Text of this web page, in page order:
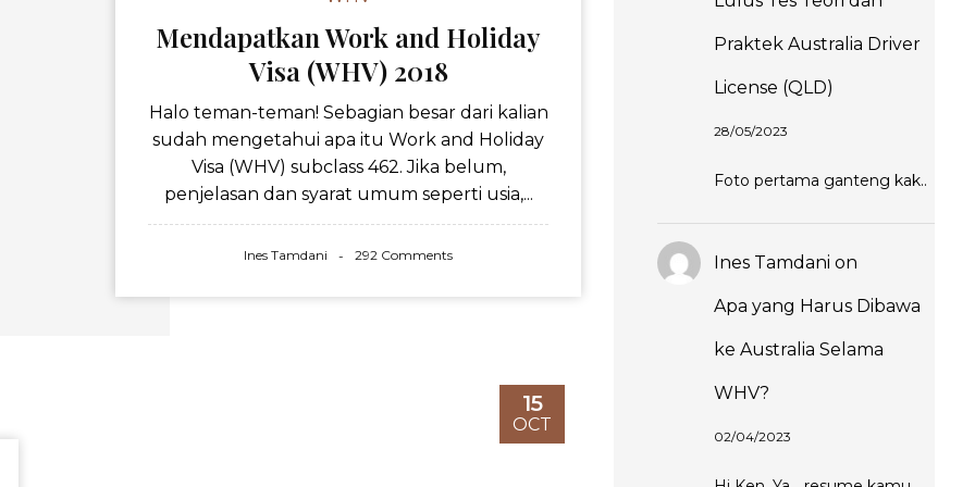
Mendapatkan Work and Holiday
Visa (WHV) 2018
Halo teman-teman! Sebagian besar dari kalian
sudah mengetahui apa itu Work and Holiday
Visa (WHV) subclass 462. Jika belum,
penjelasan dan syarat umum seperti usia,...
Ines Tamdani 292 Comments
15
OCT
Praktek Australia Driver
License (QLD)
28/05/2023
Foto pertama ganteng kak..
Ines Tamdani on
Apa yang Harus Dibawa
ke Australia Selama
WHV?
02/04/2023